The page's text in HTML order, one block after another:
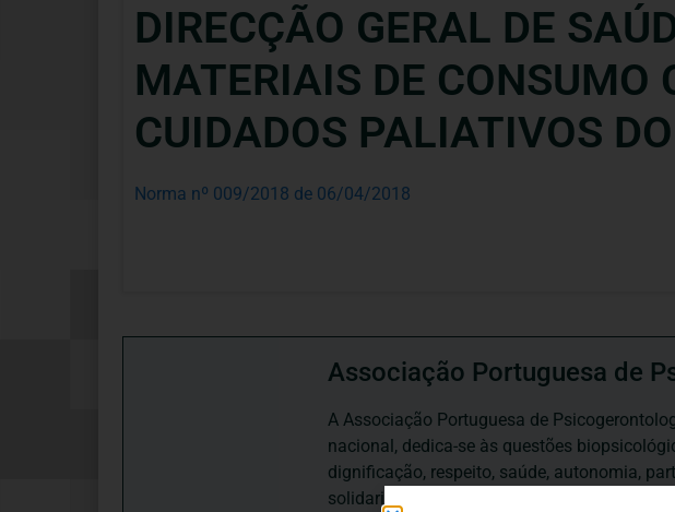
DIRECÇÃO GERAL DE
MATERIAIS DE CONSUMO
CUIDADOS PALIATIVOS
Norma nº 009/2018 de 06/04/2018
Associação Portuguesa de
A Associação Portuguesa de
nacional, dedica-se às questões
dignificação, respeito, saúde, autonomia,
solidariedade intergeracional, e de uma